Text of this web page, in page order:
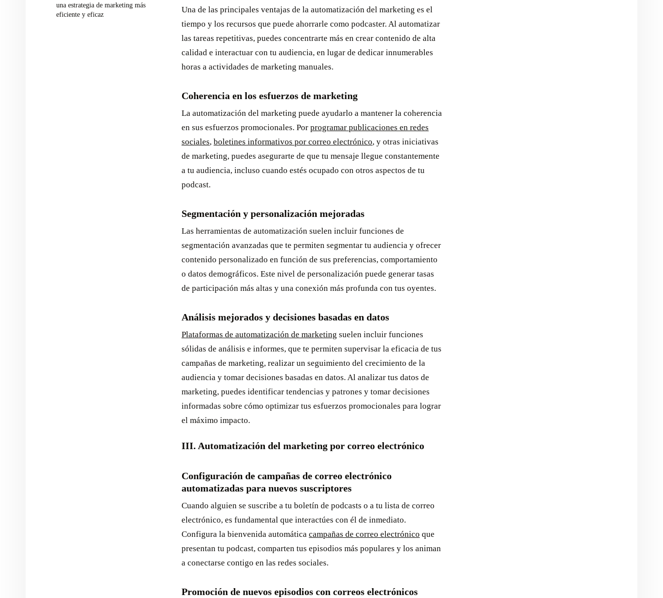
una estrategia de marketing más
eficiente y eficaz
Una de las principales ventajas de la automatización del marketing es el
tiempo y los recursos que puede ahorrarle como podcaster. Al automatizar
las tareas repetitivas, puedes concentrarte más en crear contenido de alta
calidad e interactuar con tu audiencia, en lugar de dedicar innumerables
horas a actividades de marketing manuales.
Coherencia en los esfuerzos de marketing
La automatización del marketing puede ayudarlo a mantener la coherencia
en sus esfuerzos promocionales. Por programar publicaciones en redes
sociales, boletines informativos por correo electrónico, y otras iniciativas
de marketing, puedes asegurarte de que tu mensaje llegue constantemente
a tu audiencia, incluso cuando estés ocupado con otros aspectos de tu
podcast.
Segmentación y personalización mejoradas
Las herramientas de automatización suelen incluir funciones de
segmentación avanzadas que te permiten segmentar tu audiencia y ofrecer
contenido personalizado en función de sus preferencias, comportamiento
o datos demográficos. Este nivel de personalización puede generar tasas
de participación más altas y una conexión más profunda con tus oyentes.
Análisis mejorados y decisiones basadas en datos
Plataformas de automatización de marketing suelen incluir funciones
sólidas de análisis e informes, que te permiten supervisar la eficacia de tus
campañas de marketing, realizar un seguimiento del crecimiento de la
audiencia y tomar decisiones basadas en datos. Al analizar tus datos de
marketing, puedes identificar tendencias y patrones y tomar decisiones
informadas sobre cómo optimizar tus esfuerzos promocionales para lograr
el máximo impacto.
III. Automatización del marketing por correo electrónico
Configuración de campañas de correo electrónico
automatizadas para nuevos suscriptores
Cuando alguien se suscribe a tu boletín de podcasts o a tu lista de correo
electrónico, es fundamental que interactúes con él de inmediato.
Configura la bienvenida automática campañas de correo electrónico que
presentan tu podcast, comparten tus episodios más populares y los animan
a conectarse contigo en las redes sociales.
Promoción de nuevos episodios con correos electrónicos